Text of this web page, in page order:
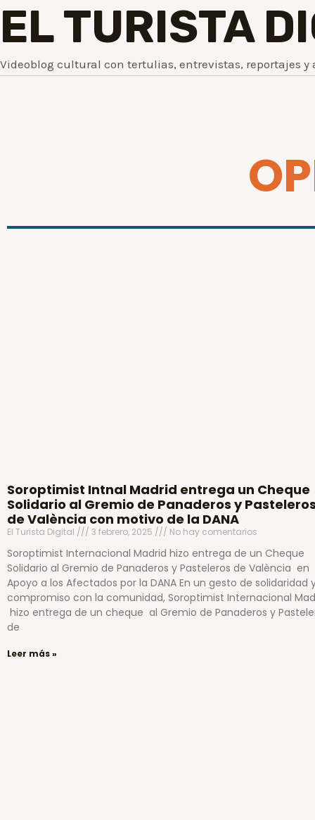
EL TURISTA
Videoblog cultural con tertulias, entrevistas, reportajes y
Soroptimist Intnal Madrid entrega un Cheque
Solidario al Gremio de Panaderos y
de València con motivo de la DANA
El Turista Digital 3 febrero, 2025 No hay comentarios
Soroptimist Internacional Madrid hizo entrega de un Cheque
Solidario al Gremio de Panaderos y Pasteleros de València en
Apoyo a los Afectados por la DANA En un gesto de solidaridad
compromiso con la comunidad, Soroptimist Internacional
hizo entrega de un cheque al Gremio de Panaderos y
de
Leer más »